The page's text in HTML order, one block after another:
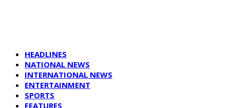
HEADLINES
NATIONAL NEWS
INTERNATIONAL NEWS
ENTERTAINMENT
SPORTS
FEATURES